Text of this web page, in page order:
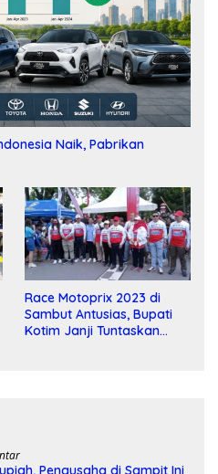
Naik, Pabrikan
Race Motoprix 2023 di
Sambut Antusias, Bupati
Kotim Janji Tuntaskan
Pengusaha di Sampit Ini